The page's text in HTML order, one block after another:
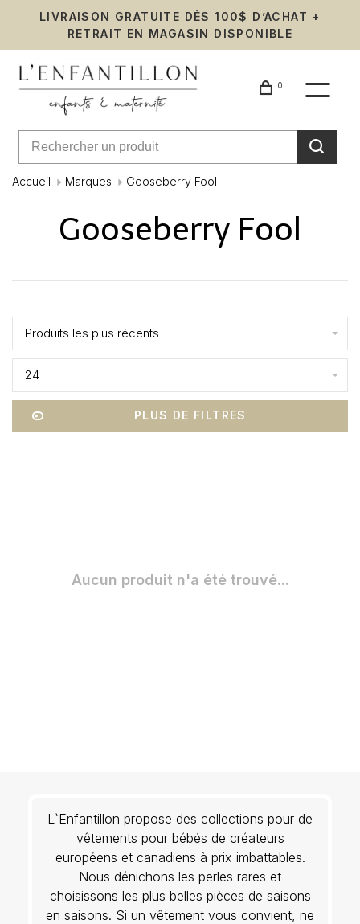
LIVRAISON GRATUITE DÈS 100$ D’ACHAT +
RETRAIT EN MAGASIN DISPONIBLE
0
Accueil Marques Gooseberry Fool
Gooseberry Fool
Produits les plus récents
24
PLUS DE FILTRES
Aucun produit n'a été trouvé...
L`Enfantillon propose des collections pour de
vêtements pour bébés de créateurs
européens et canadiens à prix imbattables.
Nous dénichons les perles rares et
choisissons les plus belles pièces de saisons
en saisons. Si un vêtement vous convient, ne